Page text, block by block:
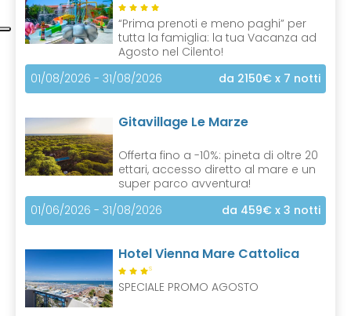
“Prima prenoti e meno paghi” per
tutta la famiglia: la tua Vacanza ad
Agosto nel Cilento!
01/08/2026 - 31/08/2026
da 2150€ x 7 notti
Gitavillage Le Marze
Offerta fino a -10%: pineta di oltre 20
ettari, accesso diretto al mare e un
super parco avventura!
01/06/2026 - 31/08/2026
da 459€ x 3 notti
Hotel Vienna Mare Cattolica
S
SPECIALE PROMO AGOSTO